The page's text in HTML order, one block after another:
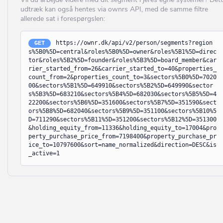
Kalundborg
Kolding
København
Køge
Langeland
Lejre
Lemvig
Lyngby-Taarbæk
Ballerup
Bandholm
Barrit
Barsø
Beder
Bedsted Thy
Bevtoft
Billum
Billund
Bindslev
udtræk kan også hentes via ownrs API, med de samme filtre
allerede sat i forespørgslen:
GET
https://ownr.dk/api/v2/person/segments?region
s%5B0%5D=central&roles%5B0%5D=owner&roles%5B1%5D=direc
tor&roles%5B2%5D=founder&roles%5B3%5D=board_member&car
rier_started_from=26&carrier_started_to=40&properties_
count_from=2&properties_count_to=3&sectors%5B0%5D=7020
00&sectors%5B1%5D=649910&sectors%5B2%5D=649990&sector
s%5B3%5D=683210&sectors%5B4%5D=682030&sectors%5B5%5D=4
22200&sectors%5B6%5D=351600&sectors%5B7%5D=351590&sect
ors%5B8%5D=682040&sectors%5B9%5D=351100&sectors%5B10%5
D=711290&sectors%5B11%5D=351200&sectors%5B12%5D=351300
&holding_equity_from=11336&holding_equity_to=17004&pro
perty_purchase_price_from=7198400&property_purchase_pr
ice_to=10797600&sort=name_normalized&direction=DESC&is
_active=1